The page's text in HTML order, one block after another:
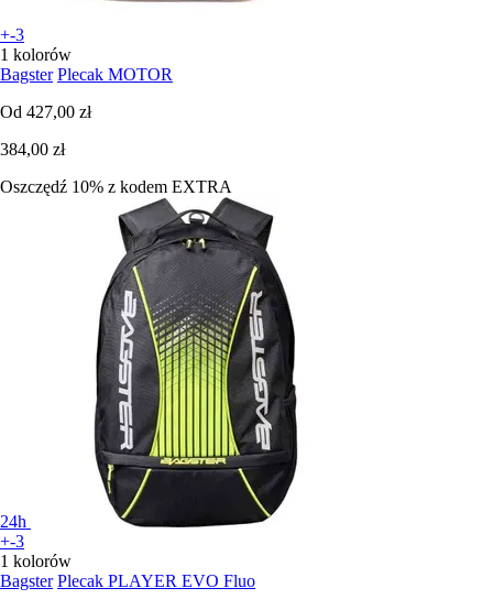
+-3
1 kolorów
Bagster Plecak MOTOR
Od 427,00 zł
384,00 zł
Oszczędź 10% z kodem EXTRA
24h
+-3
1 kolorów
Bagster Plecak PLAYER EVO Fluo